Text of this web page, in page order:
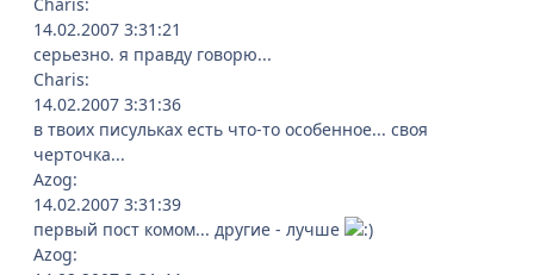
14.02.2007 3:31:21
серьезно. я правду говорю...
Charis:
14.02.2007 3:31:36
в твоих писульках есть что-то особенное... своя
черточка...
Azog:
14.02.2007 3:31:39
первый пост комом... другие - лучше
Azog: